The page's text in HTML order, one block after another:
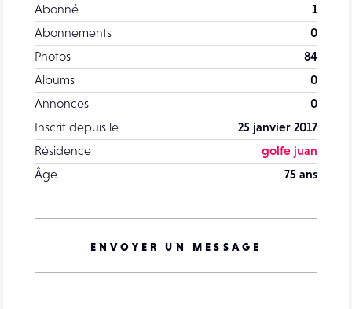
Abonné
1
Abonnements
0
Photos
84
Albums
0
Annonces
0
Inscrit depuis le
25 janvier 2017
Résidence
golfe juan
Âge
75 ans
ENVOYER UN MESSAGE